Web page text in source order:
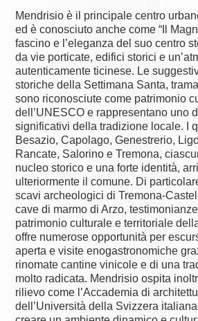
Mendrisio è il principale centro
ed è conosciuto anche come “Il
fascino e l’eleganza del suo centro
da vie porticate, edifici storici e
autenticamente ticinese. Le
storiche della Settimana Santa,
sono riconosciute come patrimonio
dell’UNESCO e rappresentano uno
significativi della tradizione locale. I
Besazio, Capolago, Genestrerio,
Rancate, Salorino e Tremona,
nucleo storico e una forte identità,
ulteriormente il comune. Di
scavi archeologici di Tremona-
cave di marmo di Arzo,
patrimonio culturale e territoriale
offre numerose opportunità per
aperta e visite enogastronomiche
rinomate cantine vinicole e di una
molto radicata. Mendrisio ospita
rilievo come l’Accademia di
dell’Università della Svizzera